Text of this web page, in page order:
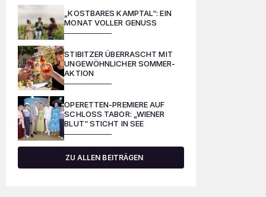
„KOSTBARES KAMPTAL“: EIN
MONAT VOLLER GENUSS
STIBITZER ÜBERRASCHT MIT
UNGEWÖHNLICHER SOMMER-
AKTION
OPERETTEN-PREMIERE AUF
SCHLOSS TABOR: „WIENER
BLUT“ STICHT IN SEE
ZU ALLEN BEITRÄGEN